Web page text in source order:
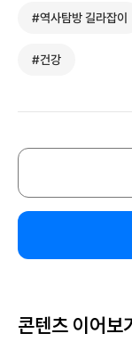
#역사탐방 길라잡이
#건강
콘텐츠 이어보